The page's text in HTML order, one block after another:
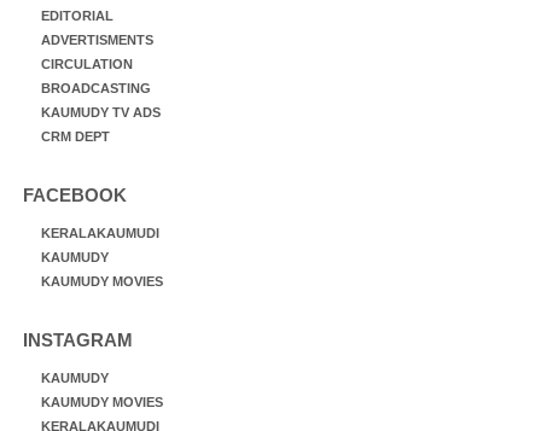
EDITORIAL
ADVERTISMENTS
CIRCULATION
BROADCASTING
KAUMUDY TV ADS
CRM DEPT
FACEBOOK
KERALAKAUMUDI
KAUMUDY
KAUMUDY MOVIES
INSTAGRAM
KAUMUDY
KAUMUDY MOVIES
KERALAKAUMUDI